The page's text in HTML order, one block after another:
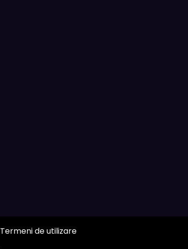
Termeni de utilizare